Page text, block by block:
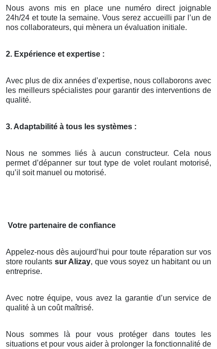
Nous avons mis en place une numéro direct joignable
24h/24 et toute la semaine. Vous serez accueilli par l’un de
nos collaborateurs, qui mènera un évaluation initiale.
2. Expérience et expertise :
Avec plus de dix années d’expertise, nous collaborons avec
les meilleurs spécialistes pour garantir des interventions de
qualité.
3. Adaptabilité à tous les systèmes :
Nous ne sommes liés à aucun constructeur. Cela nous
permet d’dépanner sur tout type de volet roulant motorisé,
qu’il soit manuel ou motorisé.
Votre partenaire de confiance
Appelez-nous dès aujourd’hui pour toute réparation sur vos
store roulants sur Alizay, que vous soyez un habitant ou un
entreprise.
Avec notre équipe, vous avez la garantie d’un service de
qualité à un coût maîtrisé.
Nous sommes là pour vous protéger dans toutes les
situations et pour vous aider à prolonger la fonctionnalité de